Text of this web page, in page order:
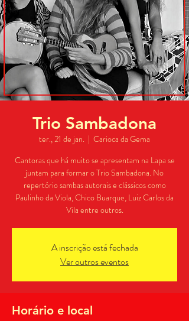
Trio Sambadona
ter., 21 de jan.
  |
Carioca da Gema
Cantoras que há muito se apresentam na Lapa se
juntam para formar o Trio Sambadona. No
repertório sambas autorais e clássicos como
Paulinho da Viola, Chico Buarque, Luiz Carlos da
Vila entre outros.
A inscrição está fechada
Ver outros eventos
Horário e local